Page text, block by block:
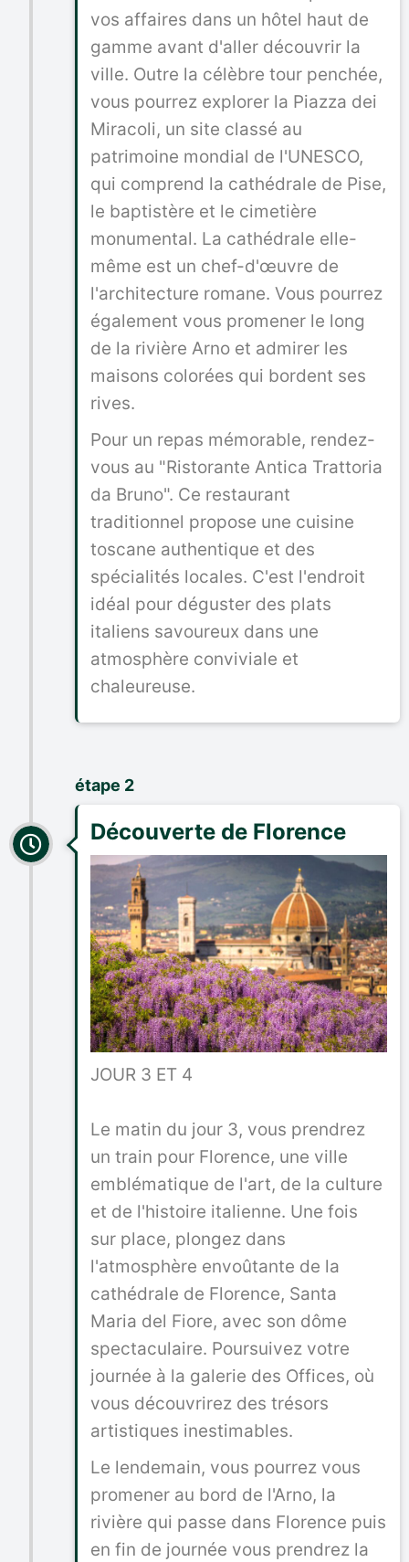
vos affaires dans un hôtel haut de
gamme avant d'aller découvrir la
ville. Outre la célèbre tour penchée,
vous pourrez explorer la Piazza dei
Miracoli, un site classé au
patrimoine mondial de l'UNESCO,
qui comprend la cathédrale de Pise,
le baptistère et le cimetière
monumental. La cathédrale elle-
même est un chef-d'œuvre de
l'architecture romane. Vous pourrez
également vous promener le long
de la rivière Arno et admirer les
maisons colorées qui bordent ses
rives.
Pour un repas mémorable, rendez-
vous au "Ristorante Antica Trattoria
da Bruno". Ce restaurant
traditionnel propose une cuisine
toscane authentique et des
spécialités locales. C'est l'endroit
idéal pour déguster des plats
italiens savoureux dans une
atmosphère conviviale et
chaleureuse.
étape 2
Découverte de Florence
JOUR 3 ET 4
Le matin du jour 3, vous prendrez
un train pour Florence, une ville
emblématique de l'art, de la culture
et de l'histoire italienne. Une fois
sur place, plongez dans
l'atmosphère envoûtante de la
cathédrale de Florence, Santa
Maria del Fiore, avec son dôme
spectaculaire. Poursuivez votre
journée à la galerie des Offices, où
vous découvrirez des trésors
artistiques inestimables.
Le lendemain, vous pourrez vous
promener au bord de l'Arno, la
rivière qui passe dans Florence puis
en fin de journée vous prendrez la